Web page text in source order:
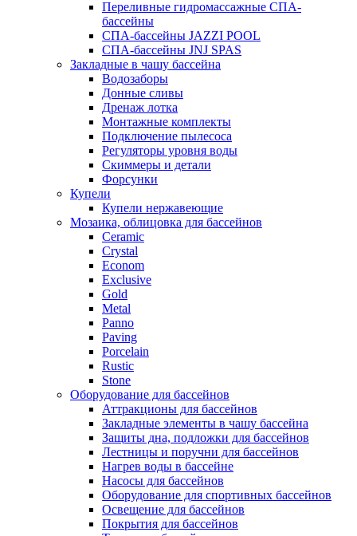
Переливные гидромассажные СПА-
бассейны
СПА-бассейны JAZZI POOL
СПА-бассейны JNJ SPAS
Закладные в чашу бассейна
Водозаборы
Донные сливы
Дренаж лотка
Монтажные комплекты
Подключение пылесоса
Регуляторы уровня воды
Скиммеры и детали
Форсунки
Купели
Купели нержавеющие
Мозаика, облицовка для бассейнов
Ceramic
Crystal
Econom
Exclusive
Gold
Metal
Panno
Paving
Porcelain
Rustic
Stone
Оборудование для бассейнов
Аттракционы для бассейнов
Закладные элементы в чашу бассейна
Защиты дна, подложки для бассейнов
Лестницы и поручни для бассейнов
Нагрев воды в бассейне
Насосы для бассейнов
Оборудование для спортивных бассейнов
Освещение для бассейнов
Покрытия для бассейнов